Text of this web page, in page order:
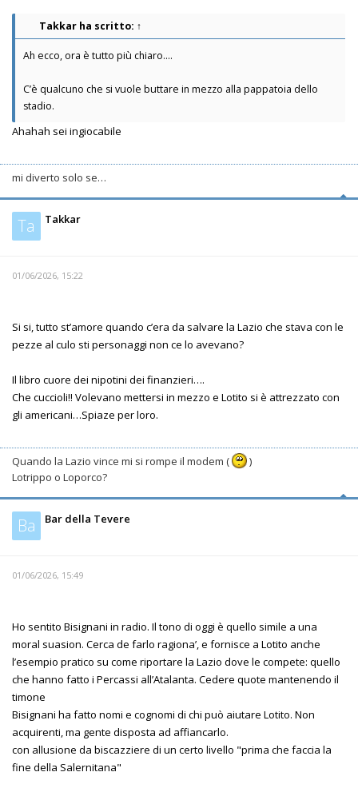
Takkar ha scritto: ↑
Ah ecco, ora è tutto più chiaro….
C’è qualcuno che si vuole buttare in mezzo alla pappatoia dello
stadio.
Ahahah sei ingiocabile
mi diverto solo se…
Ta Takkar
01/06/2026, 15:22
Si si, tutto st’amore quando c’era da salvare la Lazio che stava con le
pezze al culo sti personaggi non ce lo avevano?
Il libro cuore dei nipotini dei finanzieri….
Che cuccioli!! Volevano mettersi in mezzo e Lotito si è attrezzato con
gli americani…Spiaze per loro.
Quando la Lazio vince mi si rompe il modem (
)
Lotrippo o Loporco?
Ba Bar della Tevere
01/06/2026, 15:49
Ho sentito Bisignani in radio. Il tono di oggi è quello simile a una
moral suasion. Cerca de farlo ragiona’, e fornisce a Lotito anche
l’esempio pratico su come riportare la Lazio dove le compete: quello
che hanno fatto i Percassi all’Atalanta. Cedere quote mantenendo il
timone
Bisignani ha fatto nomi e cognomi di chi può aiutare Lotito. Non
acquirenti, ma gente disposta ad affiancarlo.
con allusione da biscazziere di un certo livello "prima che faccia la
fine della Salernitana"